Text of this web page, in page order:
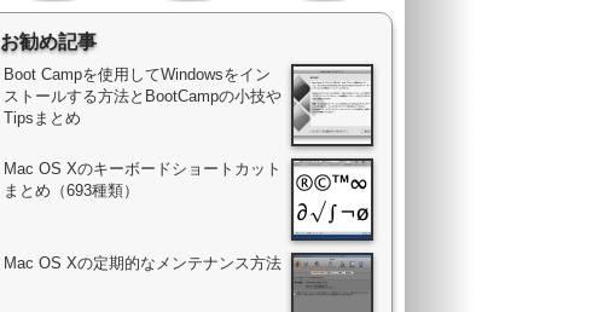
お勧め記事
Boot Campを使用してWindowsをイン
ストールする方法とBootCampの小技や
Tipsまとめ
Mac OS Xのキーボードショートカット
まとめ（693種類）
Mac OS Xの定期的なメンテナンス方法